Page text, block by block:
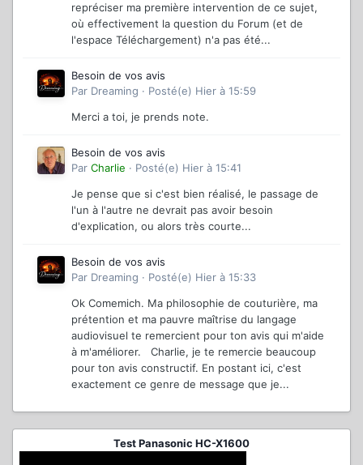
repréciser ma première intervention de ce sujet,
où effectivement la question du Forum (et de
l'espace Téléchargement) n'a pas été...
Besoin de vos avis
Par Dreaming · Posté(e) Hier à 15:59
Merci a toi, je prends note.
Besoin de vos avis
Par Charlie · Posté(e) Hier à 15:41
Je pense que si c'est bien réalisé, le passage de
l'un à l'autre ne devrait pas avoir besoin
d'explication, ou alors très courte...
Besoin de vos avis
Par Dreaming · Posté(e) Hier à 15:33
Ok Comemich. Ma philosophie de couturière, ma
prétention et ma pauvre maîtrise du langage
audiovisuel te remercient pour ton avis qui m'aide
à m'améliorer. Charlie, je te remercie beaucoup
pour ton avis constructif. En postant ici, c'est
exactement ce genre de message que je...
Test Panasonic HC-X1600